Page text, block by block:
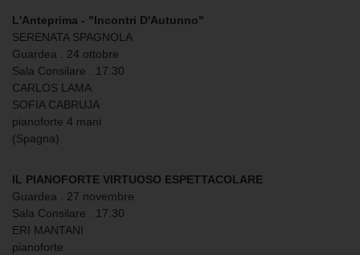
L'Anteprima - "Incontri D'Autunno"
SERENATA SPAGNOLA
Guardea . 24 ottobre
Sala Consilare . 17.30
CARLOS LAMA
SOFIA CABRUJA
pianoforte 4 mani
(Spagna)
IL PIANOFORTE VIRTUOSO ESPETTACOLARE
Guardea . 27 novembre
Sala Consilare . 17.30
ERI MANTANI
pianoforte